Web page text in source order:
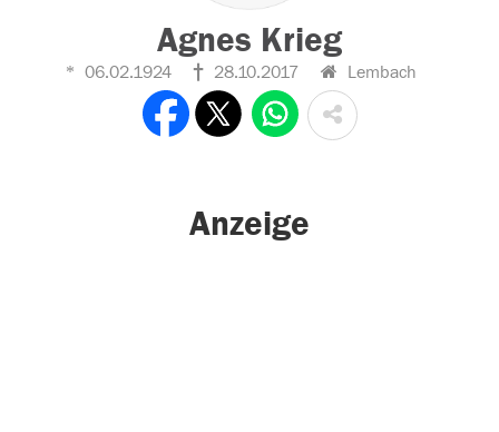
Agnes Krieg
06.02.1924 28.10.2017 Lembach
Anzeige